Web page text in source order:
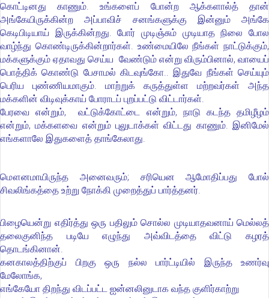
கொட்டினது காணும். உங்களைப் போன்ற ஆக்களால்த் தான்
அங்கேயிருக்கின்ற அப்பாவிச் சனங்களுக்கு இன்னும் அங்கே
கெடிபிடியாய் இருக்கின்றது. போர் முடிஞ்சும் முடியாத நிலை போல
வாழ்ந்து கொண்டிருக்கின்றார்கள். உண்மையிலே நீங்கள் நாட்டுக்கும்,
மக்களுக்கும் ஏதாவது செய்ய வேண்டும் என்று விரும்பினால், வாயைப்
பொத்திக் கொண்டு பேசாமல் கிடவுங்கோ.. இதுவே நீங்கள் செய்யும்
பெரிய புண்ணியமாகும். மாற்றுக் கருத்துள்ள மற்றவர்கள் அந்த
மக்களின் விடிவுக்காய் போராடப் புறப்பட்டு விட்டார்கள்.
பேரவை என்றும், வட்டுக்கோட்டை என்றும், நாடு கடந்த தமிழீழம்
என்றும், மக்களவை என்றும் புலுடாக்கள் விட்டது காணும். இனிமேல்
எங்களாலே இதுகளைத் தாங்கேலாது.
மௌனமாயிருந்த அனைவரும்; சரியென ஆமோதிப்பது போல்
சிவலிங்கத்தை உற்று நோக்கி முறைத்துப் பார்த்தனர்.
பிழையென்று எதிர்த்து ஒரு பதிலும் சொல்ல முடியாதவனாய் மெல்லத்
தலைகுனிந்த படியே எழுந்து அவ்விடத்தை விட்டு கழரத்
தொடங்கினான்.
கனகாலத்திற்குப் பிறகு ஒரு நல்ல பார்ட்டியில் இருந்த உணர்வு
மேலோங்க,
எங்கேயோ திறந்து விடப்பட்ட ஐன்னலினுடாக வந்த குளிர்காற்று